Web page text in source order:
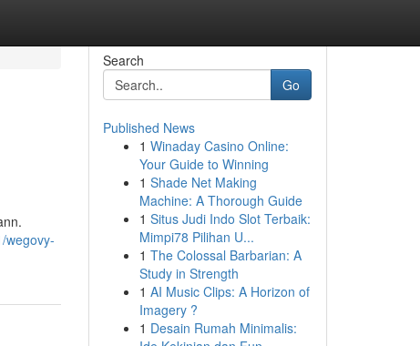
wegovy-
Search
Go
Published News
1 Winaday Casino Online:
Your Guide to Winning
1 Shade Net Making
Machine: A Thorough Guide
1 Situs Judi Indo Slot Terbaik:
Mimpi78 Pilihan U...
1 The Colossal Barbarian: A
Study in Strength
1 AI Music Clips: A Horizon of
Imagery ?
1 Desain Rumah Minimalis: